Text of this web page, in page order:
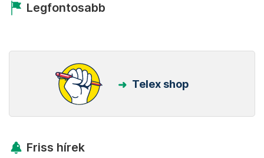
Legfontosabb
Telex shop
Friss hírek